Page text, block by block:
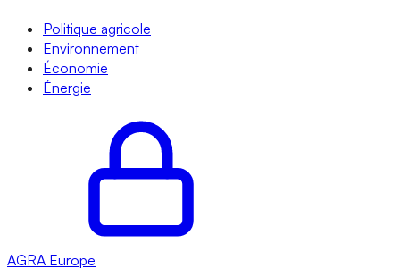
Politique agricole
Environnement
Économie
Énergie
AGRA Europe